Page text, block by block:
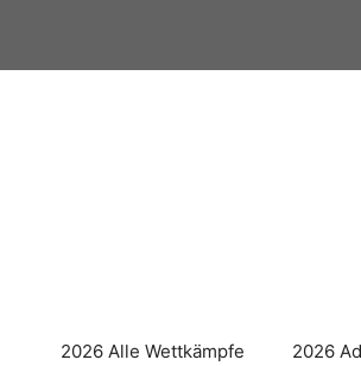
springen
2026 Alle Wettkämpfe 2026